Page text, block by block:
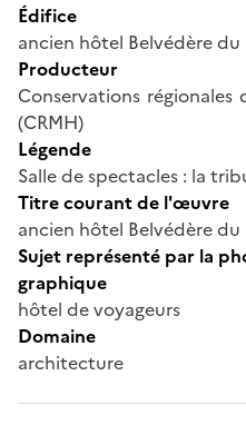
Édifice
ancien hôtel Belvédère du
Producteur
Conservations
(CRMH)
Légende
Salle de spectacles : la
Titre courant de l'œuvre
ancien hôtel Belvédère du
Sujet représenté par la
graphique
hôtel de voyageurs
Domaine
architecture